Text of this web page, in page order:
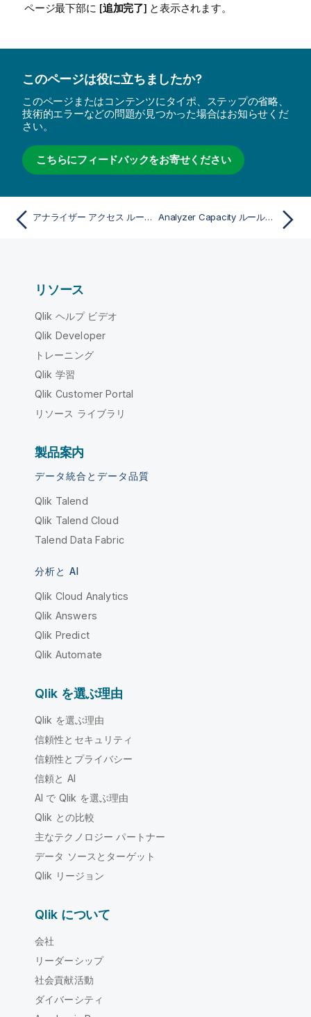
ページ最下部に [追加完了] と表示されます。
このページは役に立ちましたか?
このページまたはコンテンツにタイポ、ステップの省略、
技術的エラーなどの問題が見つかった場合はお知らせくだ
さい。
こちらにフィードバックをお寄せください
アナライザー アクセス ルールの作成 Analyzer Capacity ルールの作成と編集
リソース
Qlik ヘルプ ビデオ
Qlik Developer
トレーニング
Qlik 学習
Qlik Customer Portal
リソース ライブラリ
製品案内
データ統合とデータ品質
Qlik Talend
Qlik Talend Cloud
Talend Data Fabric
分析と AI
Qlik Cloud Analytics
Qlik Answers
Qlik Predict
Qlik Automate
Qlik を選ぶ理由
Qlik を選ぶ理由
信頼性とセキュリティ
信頼性とプライバシー
信頼と AI
AI で Qlik を選ぶ理由
Qlik との比較
主なテクノロジー パートナー
データ ソースとターゲット
Qlik リージョン
Qlik について
会社
リーダーシップ
社会貢献活動
ダイバーシティ